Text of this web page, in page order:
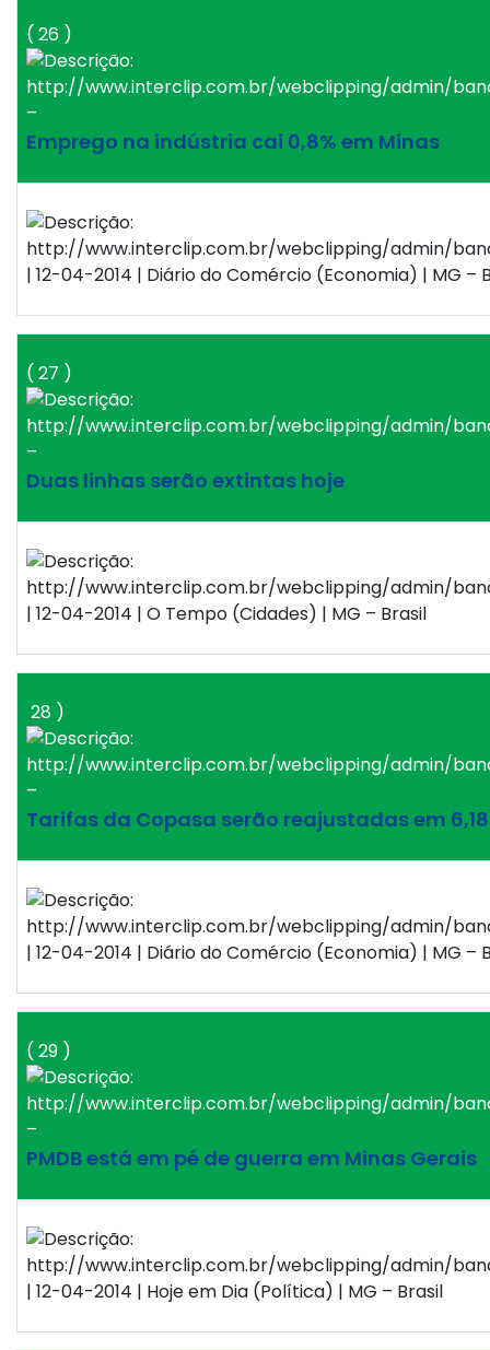
( 26 )
–
Emprego na indústria cai 0,8% em Minas
| 12-04-2014 | Diário do Comércio (Economia) | MG –
( 27 )
–
Duas linhas serão extintas hoje
| 12-04-2014 | O Tempo (Cidades) | MG – Brasil
28 )
–
Tarifas da Copasa serão reajustadas em
| 12-04-2014 | Diário do Comércio (Economia) | MG –
( 29 )
–
PMDB está em pé de guerra em Minas Gerais
| 12-04-2014 | Hoje em Dia (Política) | MG – Brasil